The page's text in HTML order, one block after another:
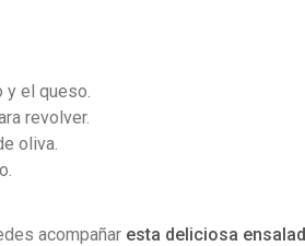
el queso.
revolver.
oliva.
acompañar esta deliciosa